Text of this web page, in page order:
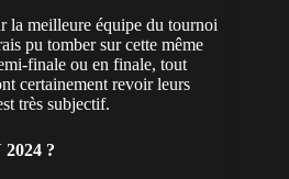
la meilleure équipe du tournoi
pu tomber sur cette même
finale ou en finale, tout
certainement revoir leurs
très subjectif.
2024 ?